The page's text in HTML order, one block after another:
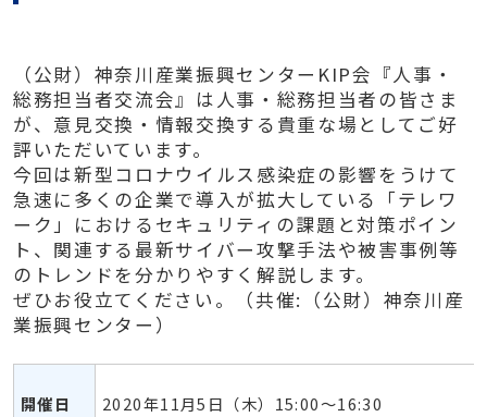
（公財）神奈川産業振興センターKIP会『人事・
総務担当者交流会』は人事・総務担当者の皆さま
が、意見交換・情報交換する貴重な場としてご好
評いただいています。
今回は新型コロナウイルス感染症の影響をうけて
急速に多くの企業で導入が拡大している「テレワ
ーク」におけるセキュリティの課題と対策ポイン
ト、関連する最新サイバー攻撃手法や被害事例等
のトレンドを分かりやすく解説します。
ぜひお役立てください。（共催:（公財）神奈川産
業振興センター）
開催日 2020年11月5日（木）15:00～16:30